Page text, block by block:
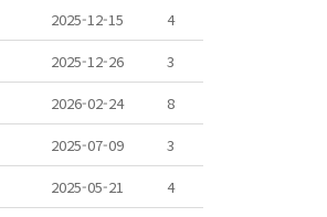
2025-12-15
4
2025-12-26
3
2026-02-24
8
2025-07-09
3
2025-05-21
4